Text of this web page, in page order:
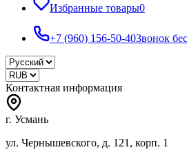
Избранные товары0
+7 (960) 156-50-40Звонок
Контактная информация
г. Усмань
ул. Чернышевского, д. 121, корп. 1